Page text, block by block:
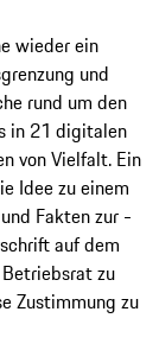
wieder ein
und
rund um den
in 21 digitalen
von Vielfalt. Ein
Idee zu einem
Fakten zur
auf dem
zu
­Zustimmung zu